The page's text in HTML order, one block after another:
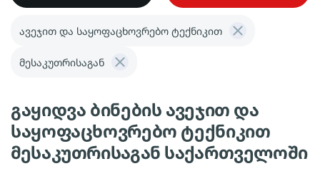
ავეჯით და საყოფაცხოვრებო ტექნიკით
მესაკუთრისაგან
გაყიდვა ბინების ავეჯით და
საყოფაცხოვრებო ტექნიკით
მესაკუთრისაგან საქართველოში